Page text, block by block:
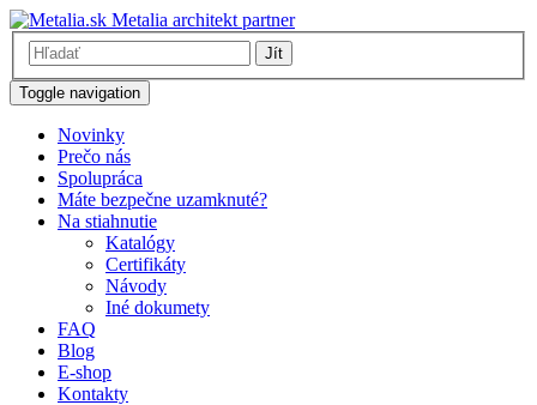
Metalia architekt partner
Jít
Toggle navigation
Novinky
Prečo nás
Spolupráca
Máte bezpečne uzamknuté?
Na stiahnutie
Katalógy
Certifikáty
Návody
Iné dokumety
FAQ
Blog
E-shop
Kontakty